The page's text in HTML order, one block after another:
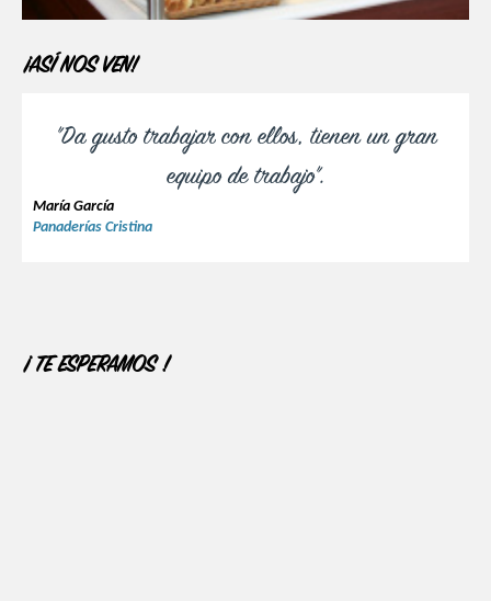
¡ASÍ NOS VEN!
"Da gusto trabajar con ellos, tienen un gran
equipo de trabajo".
María García
Panaderías Cristina
¡ TE ESPERAMOS !